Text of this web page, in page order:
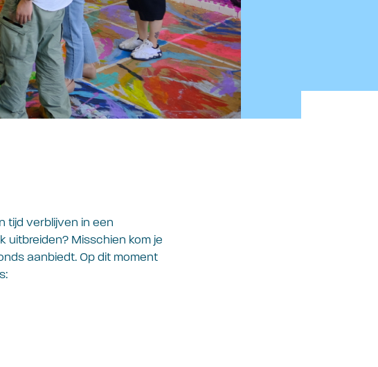
tijd verblijven in een
uitbreiden? Misschien kom je
aanbiedt. Op dit moment